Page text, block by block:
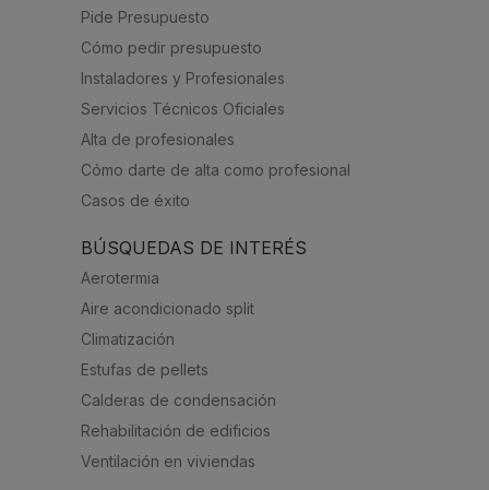
Pide Presupuesto
Cómo pedir presupuesto
Instaladores y Profesionales
Servicios Técnicos Oficiales
Alta de profesionales
Cómo darte de alta como profesional
Casos de éxito
BÚSQUEDAS DE INTERÉS
Aerotermia
Aire acondicionado split
Climatización
Estufas de pellets
Calderas de condensación
Rehabilitación de edificios
Ventilación en viviendas